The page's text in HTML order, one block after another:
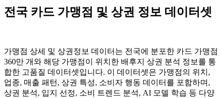
전국 카드 가맹점 및 상권 정보 데이터셋
가맹점 상세 및 상권정보 데이터는 전국에 분포한 카드 가맹점
360만 개와 해당 가맹점이 위치한 배후지 상권 분석 정보를 통
합한 고품질 데이터셋입니다. 이 데이터셋은 가맹점의 위치,
업종, 매출 패턴, 상권 특성, 소비자 행동 데이터를 포함하며,
상권 분석, 입지 선정, 소비 트렌드 분석, AI 모델 학습 등 다양